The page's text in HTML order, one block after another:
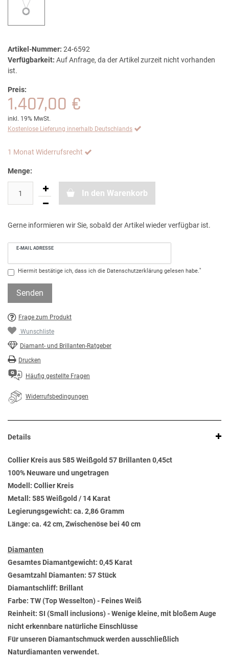
Artikel-Nummer: 24-6592
Verfügbarkeit: Auf Anfrage, da der Artikel zurzeit nicht vorhanden
ist.
Preis:
1.407,00 €
inkl. 19% MwSt.
Kostenlose Lieferung innerhalb Deutschlands
1 Monat Widerrufsrecht
Menge:
In den Warenkorb
Gerne informieren wir Sie, sobald der Artikel wieder verfügbar ist.
E-MAIL ADRESSE
Hiermit bestätige ich, dass ich die Daten­schutz­erklärung gelesen habe.*
Senden
Frage zum Produkt
Wunschliste
Diamant- und Brillanten-Ratgeber
Drucken
Häufig gestellte Fragen
Widerrufsbedingungen
Details
Collier Kreis aus 585 Weißgold 57 Brillanten 0,45ct
100% Neuware und ungetragen
Modell: Collier Kreis
Metall: 585 Weißgold / 14 Karat
Legierungsgewicht: ca. 2,86 Gramm
Länge: ca. 42 cm, Zwischenöse bei 40 cm
Diamanten
Gesamtes Diamantgewicht: 0,45 Karat
Gesamtzahl Diamanten: 57 Stück
Diamantschliff: Brillant
Farbe: TW (Top Wesselton) - Feines Weiß
Reinheit: SI (Small inclusions) - Wenige kleine, mit bloßem Auge
nicht erkennbare natürliche Einschlüsse
Für unseren Diamantschmuck werden ausschließlich
Naturdiamanten verwendet.